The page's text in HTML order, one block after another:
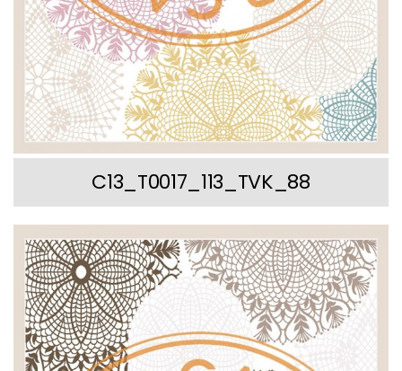
C13_T0017_113_TVK_88